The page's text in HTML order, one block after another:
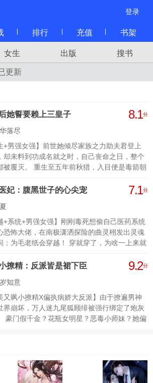
登录
排行 充值 书架
女生 出版 搜书
更新
她誓要赖上三皇子 8.1分
落尽
+男强女强】前世她倾尽家族之力助夫君登上
却未料到功成名就之时，自己丧命之日，整个
被覆灭。 重生至五年前秋猎，入目便是毒箭朝
。 谢如琢发誓势要揭穿渣男贱女真面目，断了
个被自己辜负的男人？ 谢如琢费尽心思抱紧大
赖也要嫁给他！ “喂，那个，你家中可有妻
他心内喜悦，面上却一副面瘫的模样：“不曾有
你肯嫁我，那么家中除了你之外，也不会有
妃：腹黑世子的心尖宠 7.1分
+系统+男强女强】刚刚毒死想偷自己医药系统
恐怖大佬，在南极潇洒探险的曲灵栩发出灵魂
：为毛老纸会穿越！ 穿就穿了，为啥一上来就
一人啊喂！ 不过既然来了，那自然是要肆意人
主是被瘟疫毒死的？ 现代曲·生物科学家·灵栩
小儿科，好嘛！ 不过为啥自己的做好事【闯
场老是被这个人围观 某栩：“商量个事，装作
行不行” 某世子：冷漠脸 某栩：“反对我可是要
撩精：反派皆是裙下臣 9.2分
知意
又飒小撩精X偏执病娇大反派】由于撩遍男神
界崩坏，万人迷九尾狐顾绯被强行绑定了炮灰
豪门假千金？花瓶女明星？恶毒小师妹？她偏
是一不小心撩过了头，惹上了病娇大反派，他
抚摸着冰冷的手铐，修长的手指挑起她的下
“他们都死了，可以和我永远在一起了么？”